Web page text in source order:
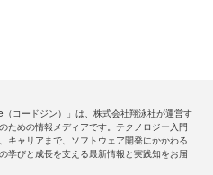
（コードジン）」は、株式会社翔泳社が運営す
ための情報メディアです。テクノロジー入門
キャリアまで、ソフトウェア開発にかかわる
学びと成長を支える最新情報と実践知をお届